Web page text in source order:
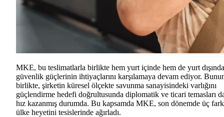
MKE, bu teslimatlarla birlikte hem yurt içinde hem de yurt dışında
güvenlik güçlerinin ihtiyaçlarını karşılamaya devam ediyor.
birlikte, şirketin küresel ölçekte savunma sanayisindeki varlığını
güçlendirme hedefi doğrultusunda diplomatik ve ticari temasları
hız kazanmış durumda. Bu kapsamda MKE, son dönemde üç
ülke heyetini tesislerinde ağırladı.